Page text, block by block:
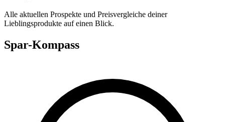
Alle aktuellen Prospekte und Preisvergleiche deiner
Lieblingsprodukte auf einen Blick.
Spar-Kompass